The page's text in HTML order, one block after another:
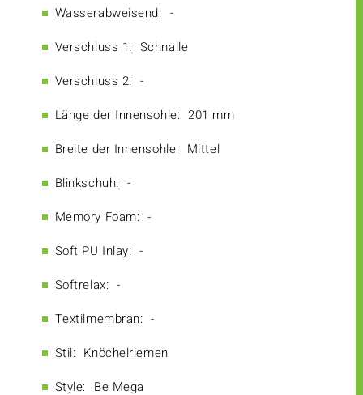
Wasserabweisend: -
Verschluss 1: Schnalle
Verschluss 2: -
Länge der Innensohle: 201 mm
Breite der Innensohle: Mittel
Blinkschuh: -
Memory Foam: -
Soft PU Inlay: -
Softrelax: -
Textilmembran: -
Stil: Knöchelriemen
Style: Be Mega